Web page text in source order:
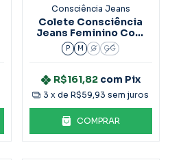
Consciência Jeans
Colete Consciência
Jeans Feminino Com
Aplicação 25437
P M G GG
R$161,82 com Pix
3 x deR$59,93 sem juros
COMPRAR